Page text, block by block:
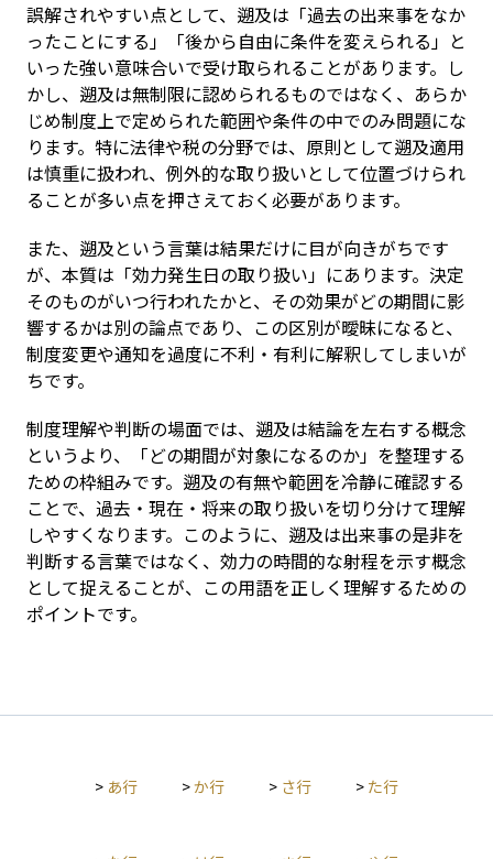
誤解されやすい点として、遡及は「過去の出来事をなか
ったことにする」「後から自由に条件を変えられる」と
いった強い意味合いで受け取られることがあります。し
かし、遡及は無制限に認められるものではなく、あらか
じめ制度上で定められた範囲や条件の中でのみ問題にな
ります。特に法律や税の分野では、原則として遡及適用
は慎重に扱われ、例外的な取り扱いとして位置づけられ
ることが多い点を押さえておく必要があります。
また、遡及という言葉は結果だけに目が向きがちです
が、本質は「効力発生日の取り扱い」にあります。決定
そのものがいつ行われたかと、その効果がどの期間に影
響するかは別の論点であり、この区別が曖昧になると、
制度変更や通知を過度に不利・有利に解釈してしまいが
ちです。
制度理解や判断の場面では、遡及は結論を左右する概念
というより、「どの期間が対象になるのか」を整理する
ための枠組みです。遡及の有無や範囲を冷静に確認する
ことで、過去・現在・将来の取り扱いを切り分けて理解
しやすくなります。このように、遡及は出来事の是非を
判断する言葉ではなく、効力の時間的な射程を示す概念
として捉えることが、この用語を正しく理解するための
ポイントです。
> あ行 >か行 > さ行 > た行